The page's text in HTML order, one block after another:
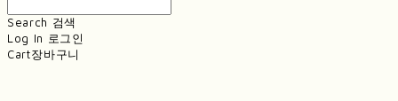
Search 검색
Log In 로그인
Cart장바구니